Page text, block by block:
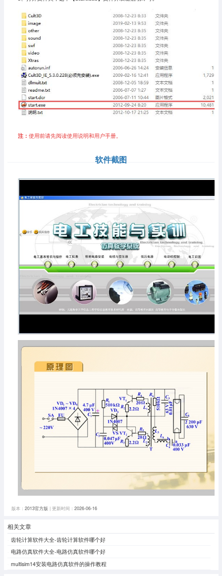
注： 使用前请先阅读使用说明和用户手册。
软件截图
版本： 2013官方版 | 更新时间： 2026-06-16
相关文章
齿轮计算软件大全-齿轮计算软件哪个好
电路仿真软件大全-电路仿真软件哪个好
multisim14安装电路仿真软件的操作教程